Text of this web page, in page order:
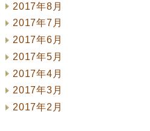
2017年8月
2017年7月
2017年6月
2017年5月
2017年4月
2017年3月
2017年2月